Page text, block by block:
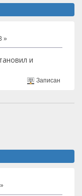
»
и
Записан